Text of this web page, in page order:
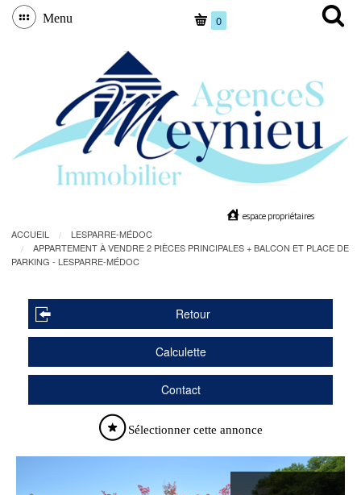
Menu 0
espace propriétaires
ACCUEIL
LESPARRE-MÉDOC
APPARTEMENT À VENDRE 2 PIÈCES PRINCIPALES + BALCON ET PLACE DE
PARKING - LESPARRE-MÉDOC
Retour
Calculette
Contact
Sélectionner cette annonce